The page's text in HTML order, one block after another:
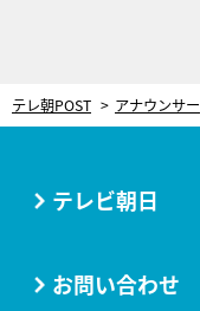
テレ朝POST アナウンサー
テレビ朝日
お問い合わせ